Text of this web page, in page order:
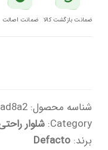
عدد
ضمانت بازگشت کالا ضمانت اصالت
شناسه محصول:
Category: شلوار
برند:Defacto